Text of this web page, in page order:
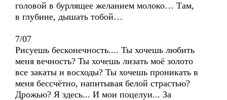
головой в бурлящее желанием молоко… Там,
в глубине, дышать тобой…
7/07
Рисуешь бесконечность.... Ты хочешь любить
меня вечность? Ты хочешь лизать моё золото
все закаты и восходы? Ты хочешь проникать в
меня бессчётно, напитывая белой страстью?
Дрожью? Я здесь... И мои поцелуи... За